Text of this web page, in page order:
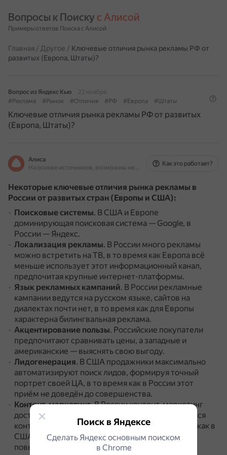
Вопросы к Поиску с Алисой
Примеры ответов Поиска с Алисой
Главная / Другое / Ключевые отличия рынка рекламы РФ от
развитых (Европа, Штаты)?
Вопрос из Яндекс Кью
22 ноября
#Реклама
#Рынок #Отличия #РФ #Европа #Штаты
Ключевые отличия рынка рекламы РФ от развитых
(Европа, Штаты)?
Алиса
На основе источников, возможны неточности
Как это работает?
Некоторые ключевые отличия рынка рекламы в
России от развитых стран (Европы и США):
Поисковые системы. В США и Европе
доминирующая поисковая система — Google, в
России — Яндекс.
Локализация рекламы. В России много рекламы
можно встретить на ТВ, в то время как Европа всё
меньше использует этот информационный канал,
предпочитая крупные интернет-платформы.
Язык рекламных кампаний. В России рекламные
кампании ведутся на русском языке, сайтов на
диалектах почти нет, в то время как для Европы
характерна билингвальная реклама.
Акцентирование пользы. Российские покупатели
предпочитают сравнивать цены, а западные и
американские — выяснять свою выгоду.
Лидогенерация. В США продажники максимально
автоматизируют поиск лидов, формируя точный
портрет своей ЦА, в то время как в России этот
приём не доведён до совершенства.
Контент-маркетинг.В России контент-маркетинг
достаточно эмоционален, хаотичен и не поддаётся
контролю со стороны маркетологов, в то время как в
США он является обязательным условием для
повышения эффективности.
Поиск в Яндексе
Сделать Яндекс основным поиском
в Сhrome